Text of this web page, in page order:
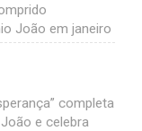
João em janeiro
completa
e celebra